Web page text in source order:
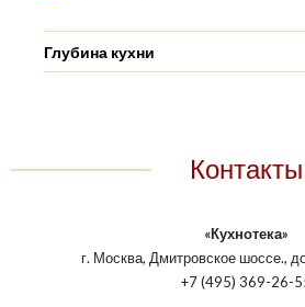
Глубина кухни
Контакты
«Кухнотека»
г. Москва, Дмитровское шоссе.,
+7 (495) 369-26-